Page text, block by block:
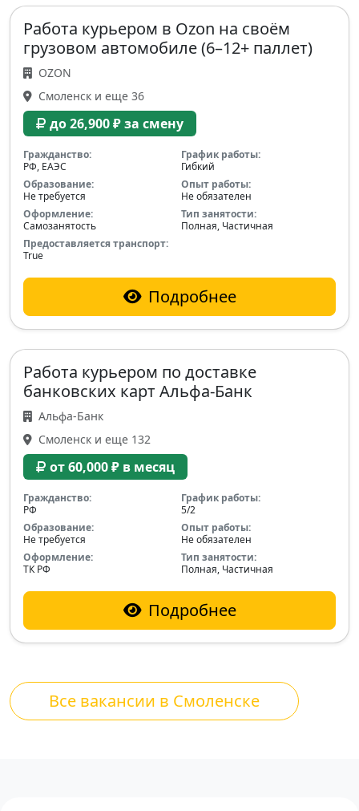
Работа курьером в Ozon на своём
грузовом автомобиле (6–12+ паллет)
OZON
Смоленск и еще 36
до 26,900 ₽ за смену
Гражданство:
РФ, ЕАЭС
График работы:
Гибкий
Образование:
Не требуется
Опыт работы:
Не обязателен
Оформление:
Самозанятость
Тип занятости:
Полная, Частичная
Предоставляется транспорт:
True
Подробнее
Работа курьером по доставке
банковских карт Альфа-Банк
Альфа-Банк
Смоленск и еще 132
от 60,000 ₽ в месяц
Гражданство:
РФ
График работы:
5/2
Образование:
Не требуется
Опыт работы:
Не обязателен
Оформление:
ТК РФ
Тип занятости:
Полная, Частичная
Подробнее
Все вакансии в Смоленске